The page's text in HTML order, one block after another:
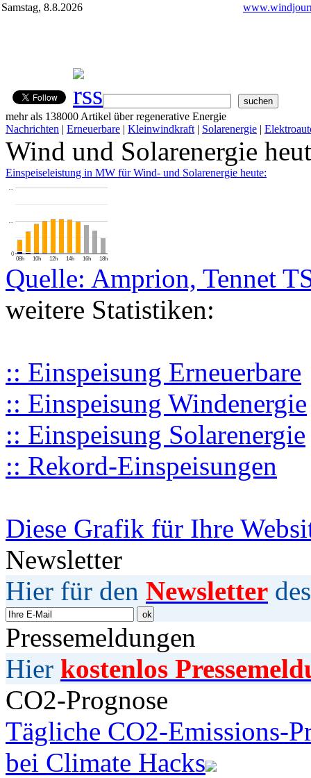
Samstag, 8.8.2026
mehr als 138000 Artikel über regenerative Energie
Nachrichten | Erneuerbare | Kleinwindkraft | Solarenergie |
Wind und Solarenergie
Einspeiseleistung in MW für Wind- und Solarenergie heute:
08h 10h 12h 14h 16h 18h
0
…
…
Quelle: Amprion, Tennet
weitere Statistiken:
:: Einspeisung Erneuerbare
:: Einspeisung Windenergie
:: Einspeisung Solarenergie
:: Rekord-Einspeisungen
Diese Grafik für Ihre
Newsletter
Hier für den Newsletter
Pressemeldungen
Hier kostenlos
CO2-Prognose
Tägliche CO2-Emissions-
bei Climate Hacks